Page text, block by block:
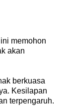
memohon
akan
berkuasa
Kesilapan
terpengaruh.